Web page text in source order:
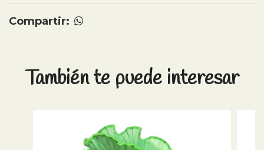
Compartir:
También te puede interesar